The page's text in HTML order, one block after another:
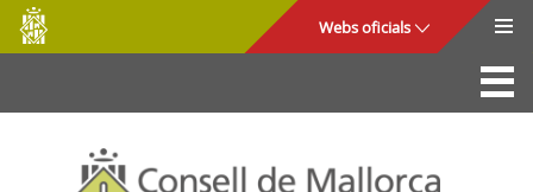
Salta al contingut principal
Consell
de
Mallorca
Webs oficials
La Seu
Consell de Mallorca